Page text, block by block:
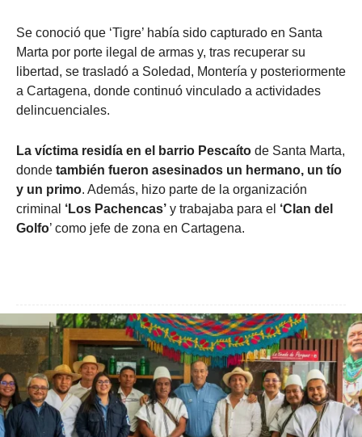
Se conoció que ‘Tigre’ había sido capturado en Santa
Marta por porte ilegal de armas y, tras recuperar su
libertad, se trasladó a Soledad, Montería y posteriormente
a Cartagena, donde continuó vinculado a actividades
delincuenciales.
La víctima residía en el barrio Pescaíto de Santa Marta,
donde también fueron asesinados un hermano, un tío
y un primo. Además, hizo parte de la organización
criminal ‘Los Pachencas’ y trabajaba para el ‘Clan del
Golfo’ como jefe de zona en Cartagena.